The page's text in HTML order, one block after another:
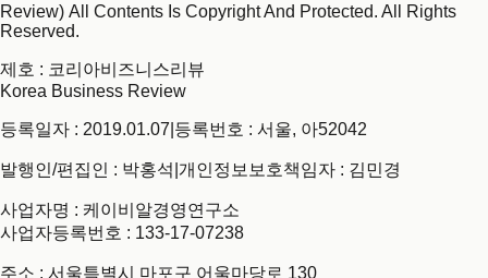
Review) All Contents Is Copyright And Protected. All Rights
Reserved.
제호 : 코리아비즈니스리뷰
Korea Business Review
등록일자 : 2019.01.07 등록번호 : 서울, 아52042
발행인/편집인 : 박홍석 개인정보보호책임자 : 김민경
사업자명 : 케이비알경영연구소
사업자등록번호 : 133-17-07238
주소 : 서울특별시 마포구 어울마당로 130